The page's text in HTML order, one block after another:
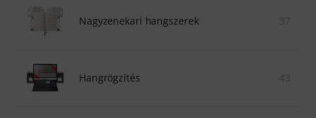
Nagyzenekari hangszerek
Hangrögzítés